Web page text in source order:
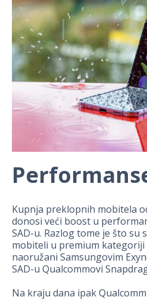
Kupnja preklopnih mobitela
donosi veći boost u
SAD-u. Razlog tome je što su
mobiteli u premium kategoriji
naoružani Samsungovim
SAD-u Qualcommovi
Na kraju dana ipak